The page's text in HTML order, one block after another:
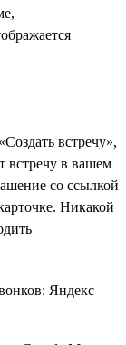
встречу»,
встречу в вашем
со ссылкой
Никакой
Яндекс